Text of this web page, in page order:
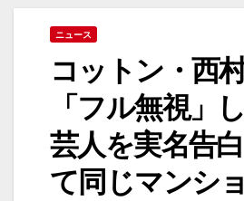
ニュース
コットン・西
「フル無視」
芸人を実名告
て同じマンシ